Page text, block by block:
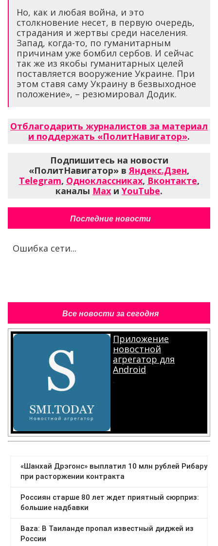
Но, как и любая война, и это
столкновение несет, в первую очередь,
страдания и жертвы среди населения.
Запад, когда-то, по гуманитарным
причинам уже бомбил сербов. И сейчас
так же из якобы гуманитарных целей
поставляется вооружение Украине. При
этом ставя саму Украину в безвыходное
положение», – резюмировал Додик.
Отблагодарить журналистов за материал
и поддержать «ПолитНавигатор».
Подпишитесь на новости
«ПолитНавигатор» вЯндекс.Дзен,
Telegram, Одноклассниках, Вконтакте,
каналы Max и YouTube.
Последние новости
Ошибка сети...
Все новости за сегодня
Приложение
новостной
агрегатор для
Android
.